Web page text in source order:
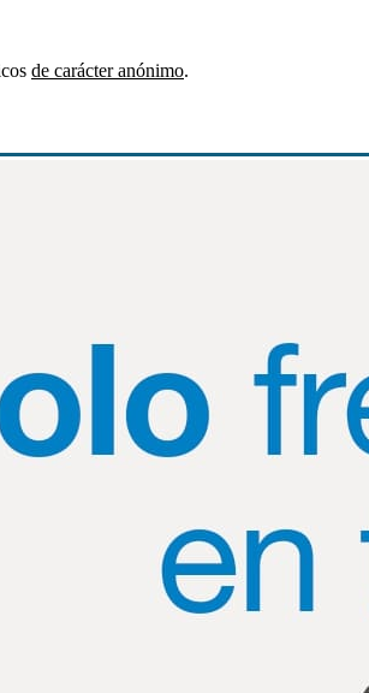
de carácter anónimo.